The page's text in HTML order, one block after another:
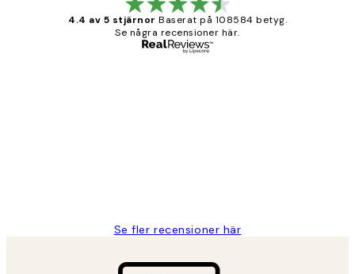
4.4 av 5 stjärnor Baserat på 108584 betyg.
Se några recensioner här.
Se fler recensioner här